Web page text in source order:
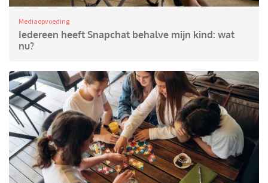
Mediaopvoeding
Iedereen heeft Snapchat behalve mijn kind: wat
nu?